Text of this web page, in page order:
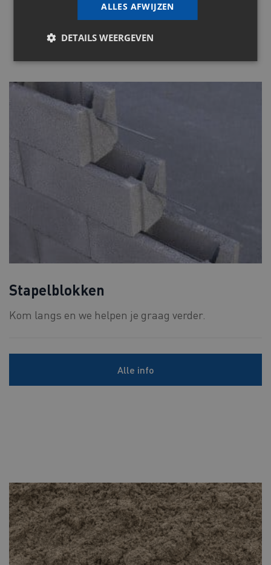
Stapelblokken
Kom langs en we helpen je graag verder.
Alle info
ALLES AFWIJZEN
DETAILS WEERGEVEN